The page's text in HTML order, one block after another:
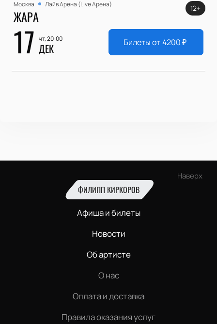
Москва Лайв Арена (Live Арена)
ЖАРА
17 чт, 20:00
ДЕК
12+
Билеты от4200₽
Наверх
ФИЛИПП КИРКОРОВ
Афиша и билеты
Новости
Об артисте
О нас
Оплата и доставка
Правила оказания услуг